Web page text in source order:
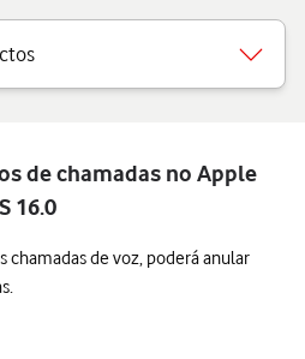
de chamadas no Apple
16.0
chamadas de voz, poderá anular